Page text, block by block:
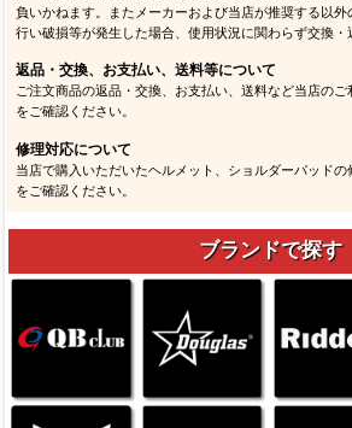
負いかねます。またメーカーおよび当店が推奨する以
行い破損等が発生した場合、使用状況に関わらず交換・
返品・交換、お支払い、送料等について
ご注文商品の返品・交換、お支払い、送料など当店のご
をご確認ください。
修理対応について
当店で購入いただいたヘルメット、ショルダーパッドの
をご確認ください。
ブランドで探す